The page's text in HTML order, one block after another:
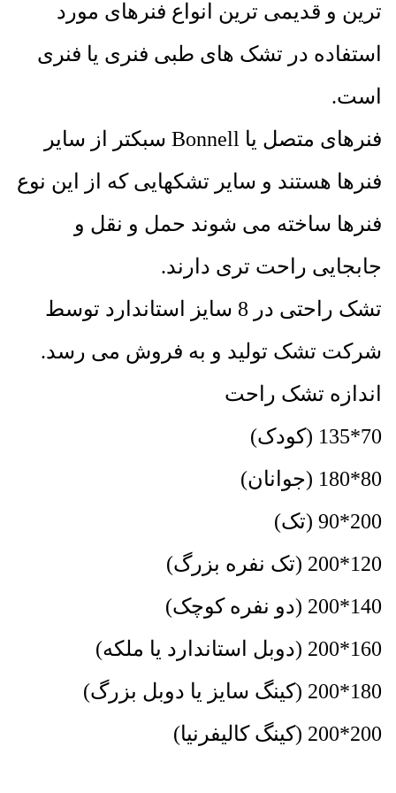
ترین و قدیمی ترین انواع فنرهای مورد
استفاده در تشک های طبی فنری یا فنری
است.
فنرهای متصل یا Bonnell سبکتر از سایر
فنرها هستند و سایر تشکهایی که از این نوع
فنرها ساخته می شوند حمل و نقل و
جابجایی راحت تری دارند.
تشک راحتی در 8 سایز استاندارد توسط
شرکت تشک تولید و به فروش می رسد.
اندازه تشک راحت
70*135 (کودک)
80*180 (جوانان)
200*90 (تک)
120*200 (تک نفره بزرگ)
140*200 (دو نفره کوچک)
160*200 (دوبل استاندارد یا ملکه)
180*200 (کینگ سایز یا دوبل بزرگ)
200*200 (کینگ کالیفرنیا)